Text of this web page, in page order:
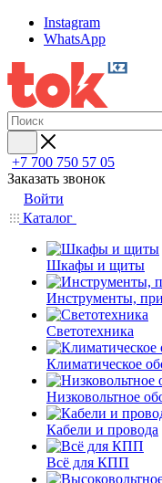
Instagram
WhatsApp
+7 700 750 57 05
Заказать звонок
Войти
Каталог
Шкафы и щиты
Инструменты,
Светотехника
Климатическое
Низковольтное
Кабели и провода
Всё для КПП